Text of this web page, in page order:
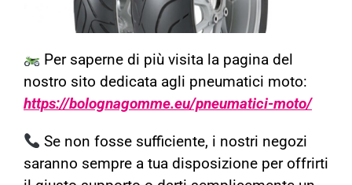
Per saperne di più visita la pagina del
nostro sito dedicata agli pneumatici moto:
https://bolognagomme.eu/pneumatici-moto/
Se non fosse sufficiente, i nostri negozi
saranno sempre a tua disposizione per offrirti